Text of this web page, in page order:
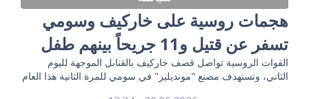
هجمات روسية على خاركيف وسومي
تسفر عن قتيل و11 جريحاً بينهم طفل
القوات الروسية تواصل قصف خاركيف بالقنابل الموجهة لليوم
الثاني، وتستهدف مصنع "مونديليز" في سومي للمرة الثانية هذا العام